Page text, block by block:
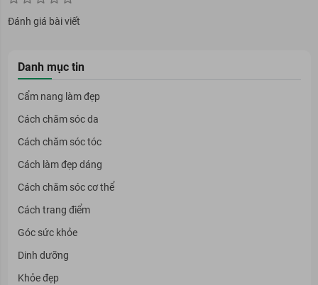
Đánh giá bài viết
Danh mục tin
Cẩm nang làm đẹp
Cách chăm sóc da
Cách chăm sóc tóc
Cách làm đẹp dáng
Cách chăm sóc cơ thể
Cách trang điểm
Góc sức khỏe
Dinh dưỡng
Khỏe đẹp